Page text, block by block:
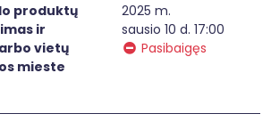
produktų
ir
vietų
mieste
2025 m.
sausio 10 d. 17:00
Pasibaigęs